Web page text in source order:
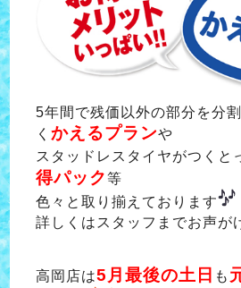
5年間で残価以外の部分を分
く かえるプランや
スタッドレスタイヤがつくと
得パック等
色々と取り揃えております
詳しくはスタッフまでお声が
高岡店は5月最後の土日 も